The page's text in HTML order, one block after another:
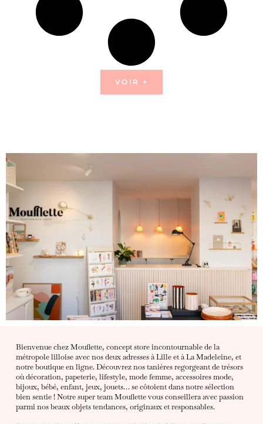
VOIR +
Bienvenue chez Mouflette, concept store incontournable de la
métropole lilloise avec nos deux adresses à Lille et à La Madeleine, et
notre boutique en ligne. Découvrez nos tanières regorgeant de trésors
où décoration, papeterie, lifestyle, mode femme, accessoires mode,
bijoux, bébé, enfant, jeux, jouets… se côtoient dans notre sélection
bien sentie ! Notre super team Mouflette vous conseillera avec passion
parmi nos beaux objets tendances, originaux et responsables.